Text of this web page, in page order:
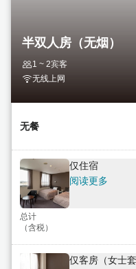
（含税）
半双人房（无烟）
1 ~ 2宾客
无线上网
无餐
仅住宿
阅读更多
总计
（含税）
仅客房（女士套